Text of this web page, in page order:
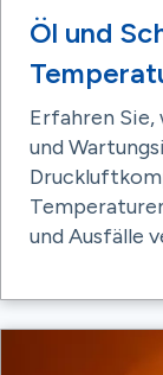
Öl und
Erfahren
und
und Ausfälle